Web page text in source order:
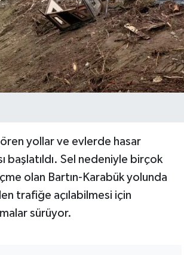
yollar ve evlerde hasar
başlatıldı. Sel nedeniyle birçok
olan Bartın-Karabük yolunda
trafiğe açılabilmesi için
sürüyor.